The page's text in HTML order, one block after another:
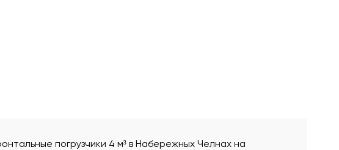
погрузчики 4 м³ в Набережных Челнах на